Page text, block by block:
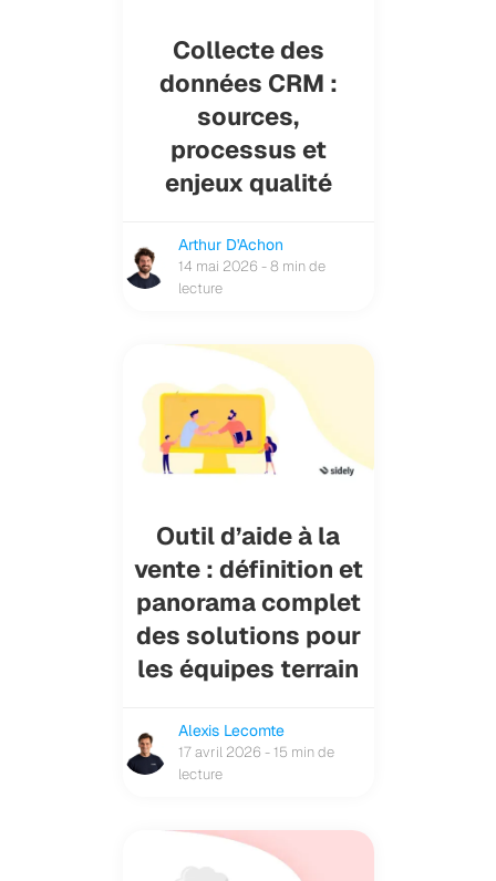
Collecte des
données CRM :
sources,
processus et
enjeux qualité
Arthur D'Achon
14 mai 2026 - 8 min de
lecture
Outil d’aide à la
vente : définition et
panorama complet
des solutions pour
les équipes terrain
Alexis Lecomte
17 avril 2026 - 15 min de
lecture